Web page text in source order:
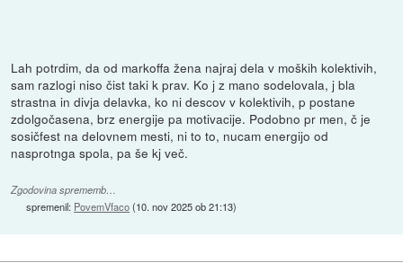
Lah potrdim, da od markoffa žena najraj dela v moških kolektivih,
sam razlogi niso čist taki k prav. Ko j z mano sodelovala, j bla
strastna in divja delavka, ko ni descov v kolektivih, p postane
zdolgočasena, brz energije pa motivacije. Podobno pr men, č je
sosičfest na delovnem mesti, ni to to, nucam energijo od
nasprotnga spola, pa še kj več.
Zgodovina sprememb…
spremenil: PovemVfaco(10. nov 2025 ob 21:13)